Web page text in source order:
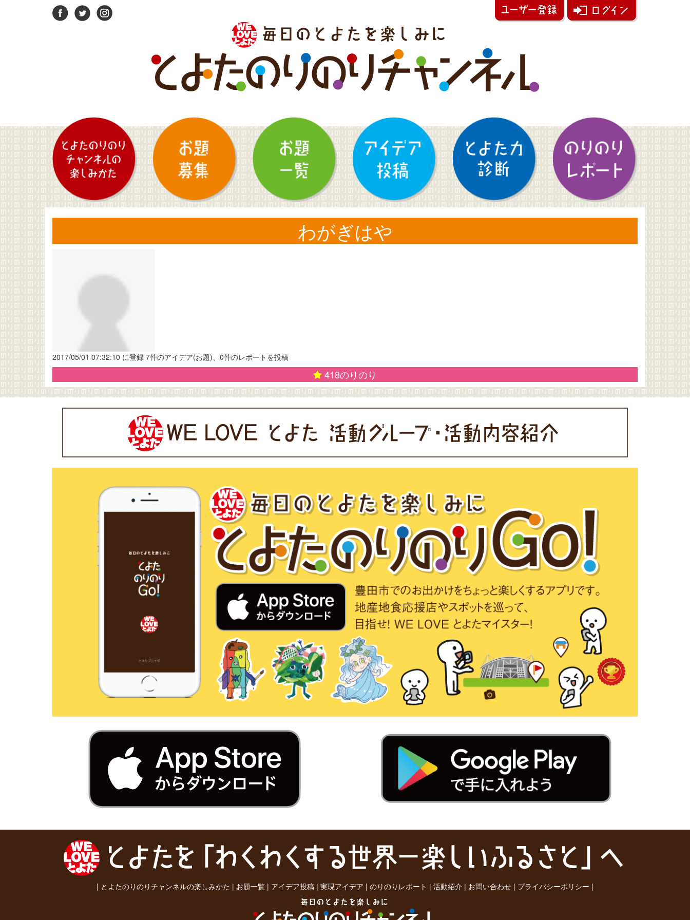
わがぎはや
2017/05/01 07:32:10 に登録 7件のアイデア(お題)、0件のレポートを投稿
418のりのり
| とよたのりのりチャンネルの楽しみかた | お題一覧 | アイデア投稿 | 実現アイデア | のりのりレポート | 活動紹介 | お問い合わせ | プライバシーポリシー |